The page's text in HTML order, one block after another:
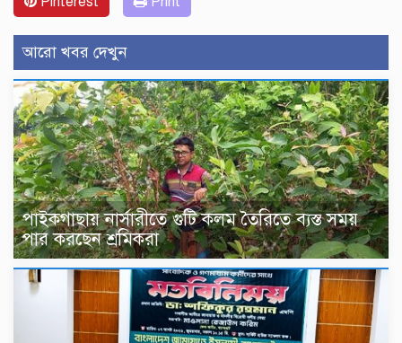
আরো খবর দেখুন
পাইকগাছায় নার্সারীতে গুটি কলম তৈরিতে ব্যস্ত সময়
পার করছেন শ্রমিকরা